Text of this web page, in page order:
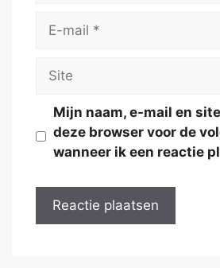
Site
Mijn naam, e-mail en
deze browser voor de
wanneer ik een reactie